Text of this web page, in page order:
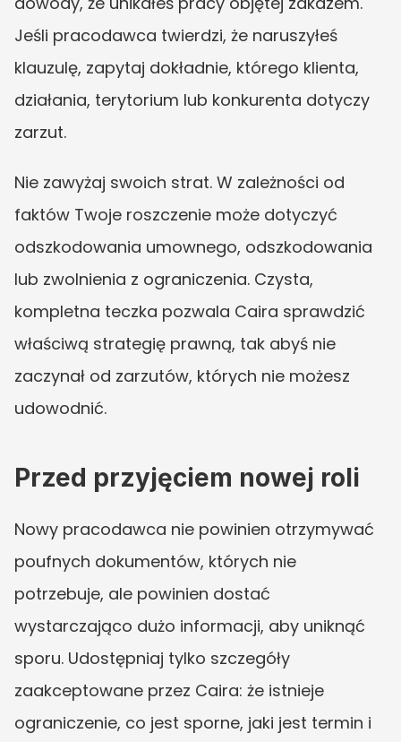
Jeśli pracodawca twierdzi, że naruszyłeś
klauzulę, zapytaj dokładnie, którego klienta,
działania, terytorium lub konkurenta dotyczy
zarzut.
Nie zawyżaj swoich strat. W zależności od
faktów Twoje roszczenie może dotyczyć
odszkodowania umownego, odszkodowania
lub zwolnienia z ograniczenia. Czysta,
kompletna teczka pozwala Caira sprawdzić
właściwą strategię prawną, tak abyś nie
zaczynał od zarzutów, których nie możesz
udowodnić.
Przed przyjęciem nowej roli
Nowy pracodawca nie powinien otrzymywać
poufnych dokumentów, których nie
potrzebuje, ale powinien dostać
wystarczająco dużo informacji, aby uniknąć
sporu. Udostępniaj tylko szczegóły
zaakceptowane przez Caira: że istnieje
ograniczenie, co jest sporne, jaki jest termin i